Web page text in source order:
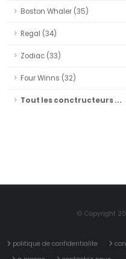
Boston Whaler (35)
Regal (34)
Zodiac (33)
Four Winns (32)
Tout les conctructeurs ...
© Copyright
politique de confidentialite